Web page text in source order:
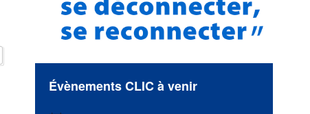
Évènements CLIC à venir